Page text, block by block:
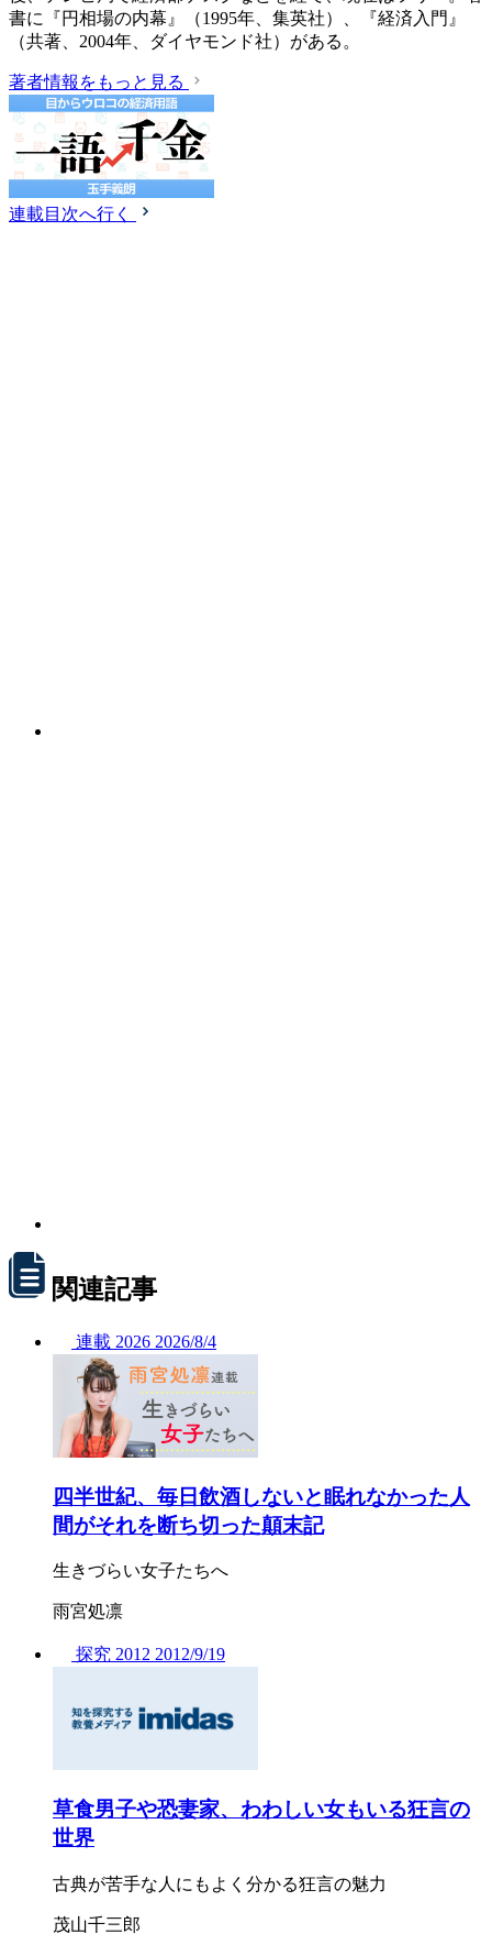
書に『円相場の内幕』（1995年、集英社）、『経済入門』
（共著、2004年、ダイヤモンド社）がある。
著者情報をもっと見る
連載目次へ行く
関連記事
連載 2026 2026/8/4
四半世紀、毎日飲酒しないと眠れなかった人
間がそれを断ち切った顛末記
生きづらい女子たちへ
雨宮処凛
探究 2012 2012/9/19
草食男子や恐妻家、わわしい女もいる狂言の
世界
古典が苦手な人にもよく分かる狂言の魅力
茂山千三郎